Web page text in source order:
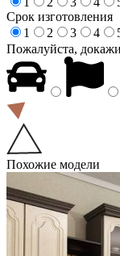
Срок изготовления
1
2 3 4
Пожалуйста,
Похожие модели